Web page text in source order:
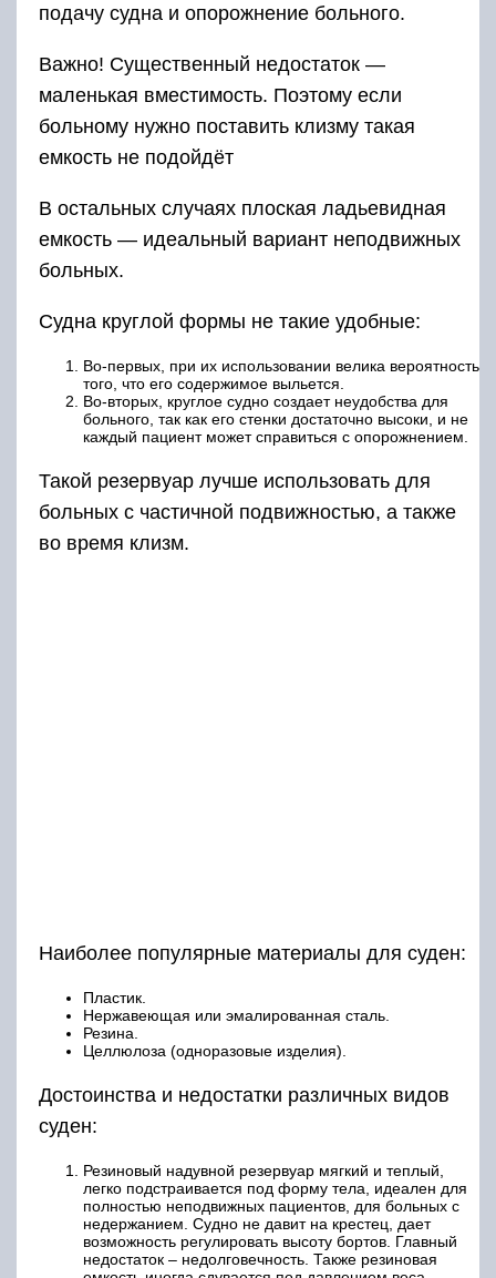
подачу судна и опорожнение больного.
Важно! Существенный недостаток —
маленькая вместимость. Поэтому если
больному нужно поставить клизму такая
емкость не подойдёт
В остальных случаях плоская ладьевидная
емкость — идеальный вариант неподвижных
больных.
Судна круглой формы не такие удобные:
Во-первых, при их использовании велика вероятность
того, что его содержимое выльется.
Во-вторых, круглое судно создает неудобства для
больного, так как его стенки достаточно высоки, и не
каждый пациент может справиться с опорожнением.
Такой резервуар лучше использовать для
больных с частичной подвижностью, а также
во время клизм.
Наиболее популярные материалы для суден:
Пластик.
Нержавеющая или эмалированная сталь.
Резина.
Целлюлоза (одноразовые изделия).
Достоинства и недостатки различных видов
суден:
Резиновый надувной резервуар мягкий и теплый,
легко подстраивается под форму тела, идеален для
полностью неподвижных пациентов, для больных с
недержанием. Судно не давит на крестец, дает
возможность регулировать высоту бортов. Главный
недостаток – недолговечность. Также резиновая